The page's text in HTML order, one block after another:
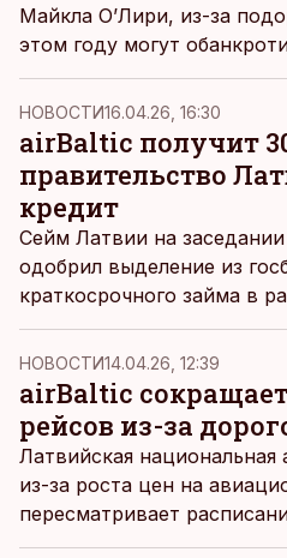
Майкла О’Лири, из-за
этом году могут
европейские
НОВОСТИ16.04.26, 16:30
airBaltic получит
правительство
кредит
Сейм Латвии на заседании
одобрил выделение из
краткосрочного займа в
национальной
НОВОСТИ14.04.26, 12:39
airBaltic
рейсов из-за
Латвийская национальная
из-за роста цен на
пересматривает
маршрутах. В компании